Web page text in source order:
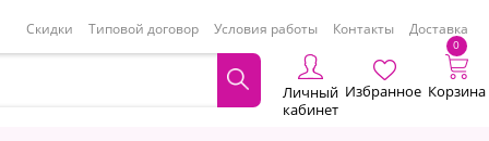
Скидки Типовой договор Условия работы Контакты Доставка
Личный
кабинет
Избранное
0
Корзина